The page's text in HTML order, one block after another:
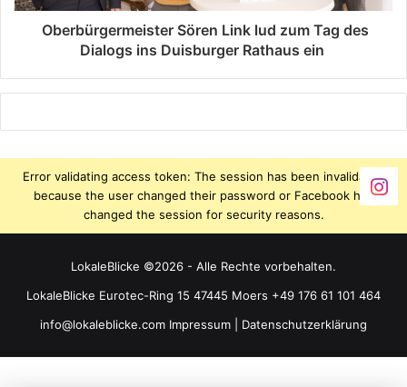
Oberbürgermeister Sören Link lud zum Tag des
Dialogs ins Duisburger Rathaus ein
Error validating access token: The session has been invalidated
because the user changed their password or Facebook has
changed the session for security reasons.
LokaleBlicke ©2026 - Alle Rechte vorbehalten.
LokaleBlicke Eurotec-Ring 15 47445 Moers +49 176 61 101 464
info@lokaleblicke.com Impressum Datenschutzerklärung